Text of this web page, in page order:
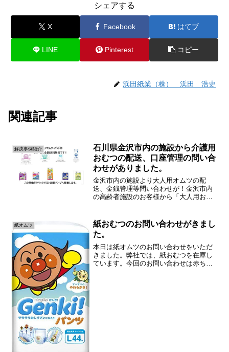
シェアする
X Facebook はてブ
LINE Pinterest コピー
浜田紙業（株） 浜田 浩史
関連記事
解決事例紹介
石川県金沢市内の施設から介護用
おむつの配送、口座管理の問い合
わせがありました。
金沢市内の施設より大人用オムツの配
送、金銭管理等問い合わせが！金沢市内
の高齢者施設のお客様から「大人用おむ
事のエルモアおむつを扱っており県内の
法人向けに配送しています。...
紙オムツ
紙おむつのお問い合わせがきまし
た。
本日は紙オムツのお問い合わせをいただ
きました。弊社では、紙おむつを在庫し
ています。今回のお問い合わせは赤ちゃ